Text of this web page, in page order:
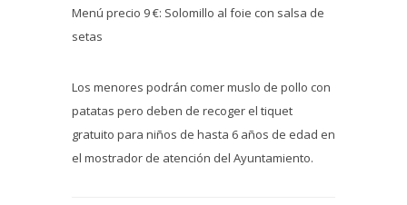
Menú precio 9 €: Solomillo al foie con salsa de
setas
Los menores podrán comer muslo de pollo con
patatas pero deben de recoger el tiquet
gratuito para niños de hasta 6 años de edad en
el mostrador de atención del Ayuntamiento.